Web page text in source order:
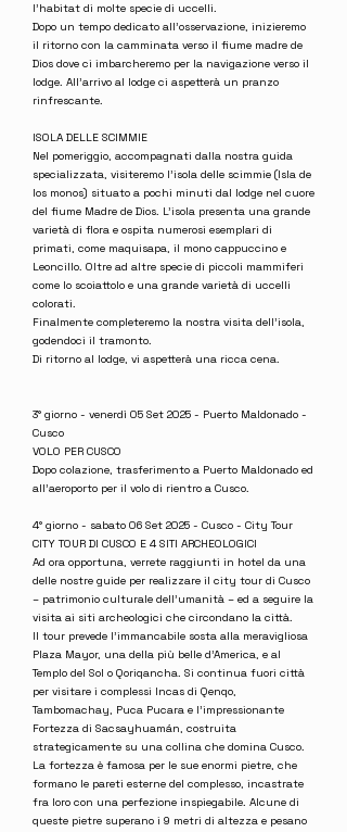
l'habitat di molte specie di uccelli.
Dopo un tempo dedicato all'osservazione, inizieremo
il ritorno con la camminata verso il fiume madre de
Dios dove ci imbarcheremo per la navigazione verso il
lodge. All'arrivo al lodge ci aspetterà un pranzo
rinfrescante.
ISOLA DELLE SCIMMIE
Nel pomeriggio, accompagnati dalla nostra guida
specializzata, visiteremo l’isola delle scimmie (Isla de
los monos) situato a pochi minuti dal lodge nel cuore
del fiume Madre de Dios. L'isola presenta una grande
varietà di flora e ospita numerosi esemplari di
primati, come maquisapa, il mono cappuccino e
Leoncillo. Oltre ad altre specie di piccoli mammiferi
come lo scoiattolo e una grande varietà di uccelli
colorati.
Finalmente completeremo la nostra visita dell'isola,
godendoci il tramonto.
Di ritorno al lodge, vi aspetterà una ricca cena.
3° giorno - venerdì 05 Set 2025 - Puerto Maldonado -
Cusco
VOLO PER CUSCO
Dopo colazione, trasferimento a Puerto Maldonado ed
all’aeroporto per il volo di rientro a Cusco.
4° giorno - sabato 06 Set 2025 - Cusco - City Tour
CITY TOUR DI CUSCO E 4 SITI ARCHEOLOGICI
Ad ora opportuna, verrete raggiunti in hotel da una
delle nostre guide per realizzare il city tour di Cusco
– patrimonio culturale dell’umanità – ed a seguire la
visita ai siti archeologici che circondano la città.
Il tour prevede l’immancabile sosta alla meravigliosa
Plaza Mayor, una della più belle d’America, e al
Templo del Sol o Qoriqancha. Si continua fuori città
per visitare i complessi Incas di Qenqo,
Tambomachay, Puca Pucara e l’impressionante
Fortezza di Sacsayhuamán, costruita
strategicamente su una collina che domina Cusco.
La fortezza è famosa per le sue enormi pietre, che
formano le pareti esterne del complesso, incastrate
fra loro con una perfezione inspiegabile. Alcune di
queste pietre superano i 9 metri di altezza e pesano